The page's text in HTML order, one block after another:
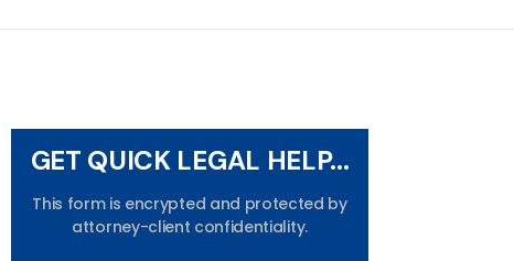
GET QUICK LEGAL HELP...
This form is encrypted and protected by
attorney-client confidentiality.